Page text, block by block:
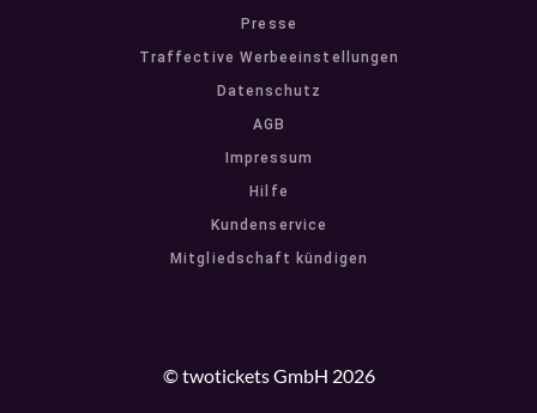
Presse
Traffective Werbeeinstellungen
Datenschutz
AGB
Impressum
Hilfe
Kundenservice
Mitgliedschaft kündigen
© twotickets GmbH 2026